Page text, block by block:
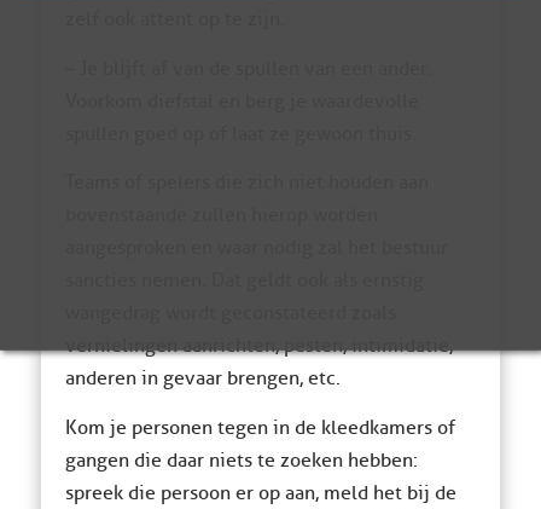
vernielingen aanrichten, pesten, intimidatie,
anderen in gevaar brengen, etc.
Kom je personen tegen in de kleedkamers of
gangen die daar niets te zoeken hebben:
spreek die persoon er op aan, meld het bij de